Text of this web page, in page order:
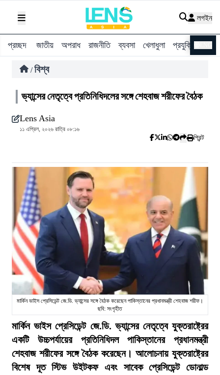
লগইন
প্রচ্ছদ জাতীয় অপরাধ রাজনীতি ব্যবসা খেলাধুলা প্রযুক্তি
/ বিশ্ব
ভ্যান্সের নেতৃত্বে প্রতিনিধিদলের সঙ্গে শেহবাজ শরীফের বৈঠক
Lens Asia
১১ এপ্রিল, ২০২৬ রাত্রি ০৮:১৬
প্রিন্ট
মার্কিন ভাইস প্রেসিডেন্ট জে.ডি. ভ্যান্সের সঙ্গে বৈঠক করেছেন পাকিস্তানের প্রধানমন্ত্রী শেহবাজ শরীফ।
ছবি: সংগৃহীত
মার্কিন ভাইস প্রেসিডেন্ট জে.ডি. ভ্যান্সের নেতৃত্বে যুক্তরাষ্ট্রের
একটি উচ্চপর্যায়ের প্রতিনিধিদল পাকিস্তানের প্রধানমন্ত্রী
শেহবাজ শরীফের সঙ্গে বৈঠক করেছেন। আলোচনায় যুক্তরাষ্ট্রের
বিশেষ দূত স্টিভ উইটকফ এবং সাবেক প্রেসিডেন্ট ডোনাল্ড